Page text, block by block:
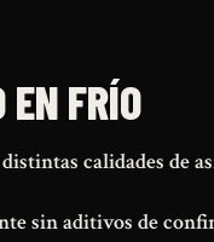
EN FRÍO
calidades de
sin aditivos de